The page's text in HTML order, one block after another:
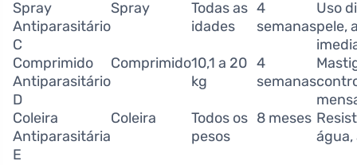
Spray
Antiparasitário
C
Spray
Todas as
idades
4
semanas
Uso
pele,
Comprimido
Antiparasitário
D
Comprimido10,1 a 20
kg
4
semanas
Coleira
Antiparasitária
E
Coleira
Todos os
pesos
8 meses